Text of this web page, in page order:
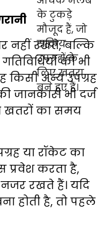
नहीं रखते, बल्कि
की भी
किसी अन्य उपग्रह
जानकारी भी दर्ज
खतरों का समय
या रॉकेट का
प्रवेश करता है,
नजर रखते हैं। यदि
होती है, तो पहले